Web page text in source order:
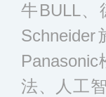
牛BULL、
法、人工